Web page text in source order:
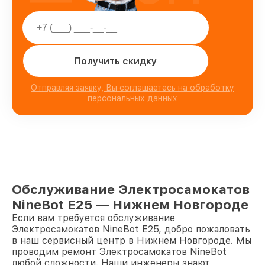
Получить скидку
Отправляя заявку, Вы соглашаетесь на обработку
персональных данных
Обслуживание Электросамокатов
NineBot E25 — Нижнем Новгороде
Если вам требуется обслуживание
Электросамокатов NineBot E25, добро пожаловать
в наш сервисный центр в Нижнем Новгороде. Мы
проводим ремонт Электросамокатов NineBot